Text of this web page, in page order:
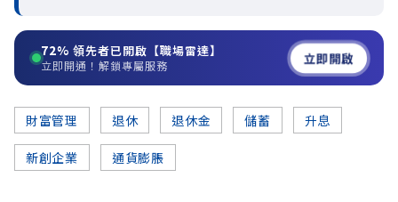
72% 領先者已開啟【職場雷達】
立即開通！解鎖專屬服務 立即開啟
財富管理 退休 退休金 儲蓄 升息
新創企業 通貨膨脹